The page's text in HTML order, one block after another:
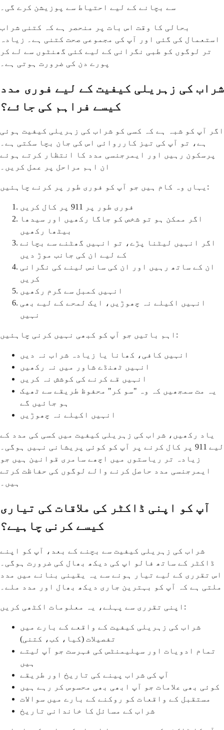
سے بچانے کے لیے احتیاط سے پوزیشن کرے گی۔
بحالی کا وقت اس بات پر منحصر ہے کہ کتنی شراب
استعمال کی گئی اور آپ کی مجموعی صحت کتنی ہے۔ زیادہ
تر لوگوں کو طبی نگرانی کے لیے کئی گھنٹوں سے لے کر
پورے دن کی ضرورت ہوتی ہے۔
شراب کی زہریلی کیفیت کے لیے فوری مدد
کیسے فراہم کی جائے؟
اگر آپ کو شبہ ہے کہ کسی کو شراب کی زہریلی کیفیت ہوئی
ہے، تو آپ کی تیز کارروائی اس کی جان بچا سکتی ہے۔
پرسکون رہیں اور ایمرجنسی مدد کا انتظار کرتے ہوئے
ان اہم مراحل پر عمل کریں۔
یہاں وہ کام ہیں جو آپ کو فوری طور پر کرنے چاہئیں:
فوری طور پر 911 پر کال کریں
اگر ممکن ہو تو شخص کو جاگا رکھیں اور سیدھا
بیٹھا رکھیں
اگر انہیں لیٹنا پڑے، تو انہیں گھٹنے سے بچانے
کے لیے ان کی جانب موڑ دیں
ان کے ساتھ رہیں اور ان کی سانس لینے کی نگرانی
کریں
انہیں کمبل سے گرم رکھیں
انہیں اکیلے نہ چھوڑیں، ایک لمحے کے لیے بھی
نہیں
اہم باتیں جو آپ کو کبھی نہیں کرنی چاہئیں:
انہیں کافی، کھانا یا زیادہ شراب نہ دیں
انہیں ٹھنڈے شاور میں نہ رکھیں
انہیں قے کرنے کی کوشش نہ کریں
یہ مت سمجھیں کہ وہ "سو کر" محفوظ طریقے سے ٹھیک
ہو جائیں گے
انہیں اکیلے نہ چھوڑیں
یاد رکھیں، شراب کی زہریلی کیفیت میں کسی کی مدد کے
لیے 911 پر کال کرنے پر آپ کو کوئی پریشانی نہیں ہوگی۔
زیادہ تر ریاستوں میں اچھے سامری قوانین ہیں جو
ایمرجنسی مدد حاصل کرنے والے لوگوں کی حفاظت کرتے
ہیں۔
آپ کو اپنی ڈاکٹر کی ملاقات کی تیاری
کیسے کرنی چاہیے؟
شراب کی زہریلی کیفیت سے بچنے کے بعد، آپ کو اپنے
ڈاکٹر کے ساتھ فالو اپ کی دیکھ بھال کی ضرورت ہوگی۔
اس تقرری کے لیے تیار ہونے سے یہ یقینی بنانے میں مدد
ملتی ہے کہ آپ کو بہترین جاری دیکھ بھال اور مدد ملے۔
اپنی تقرری سے پہلے، یہ معلومات اکٹھی کریں:
شراب کی زہریلی کیفیت کے واقعے کے بارے میں
تفصیلات (کیا، کب، کتنی)
تمام ادویات اور سپلیمنٹس کی فہرست جو آپ لیتے
ہیں
آپ کی شراب پینے کی تاریخ اور طریقے
کوئی بھی علامات جو آپ ابھی بھی محسوس کر رہے ہیں
مستقبل کے واقعات کو روکنے کے بارے میں سوالات
شراب کے مسائل کا خاندانی تاریخ